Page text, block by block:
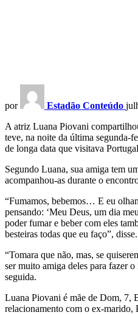
por Estadão Conteúdo
A atriz Luana Piovani
teve, na noite da última segunda-
de longa data que visitava
Segundo Luana, sua amiga tem
acompanhou-as durante o
“Fumamos, bebemos… E eu
pensando: ‘Meu Deus, um dia
poder fumar e beber com eles
besteiras todas que eu faço”, disse.
“Tomara que não, mas, se
ser muito amiga deles para fazer
seguida.
Luana Piovani é mãe de Dom, 7,
relacionamento com o ex-marido,